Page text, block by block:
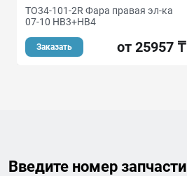
TO34-101-2R Фара правая эл-ка
07-10 HB3+HB4
Заказать от 25957 ₸
Введите номер запчасти